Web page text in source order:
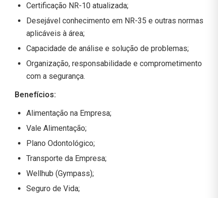
Certificação NR-10 atualizada;
Desejável conhecimento em NR-35 e outras normas
aplicáveis à área;
Capacidade de análise e solução de problemas;
Organização, responsabilidade e comprometimento
com a segurança.
Benefícios:
Alimentação na Empresa;
Vale Alimentação;
Plano Odontológico;
Transporte da Empresa;
Wellhub (Gympass);
Seguro de Vida;